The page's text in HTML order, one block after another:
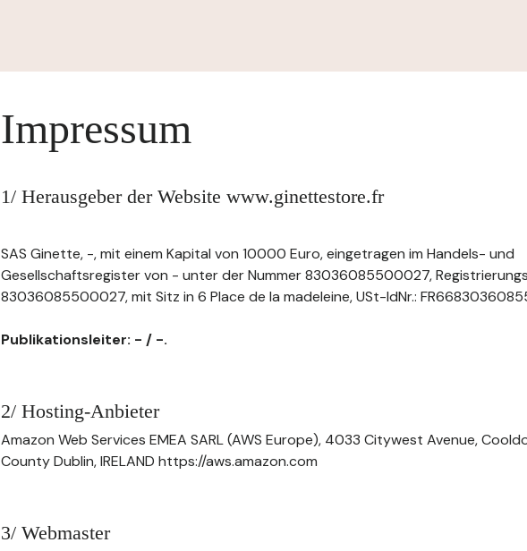
Impressum
1/ Herausgeber der Website www.ginettestore.fr
SAS Ginette, -, mit einem Kapital von 10000 Euro, eingetragen im Handels- und
Gesellschaftsregister von - unter der Nummer 83036085500027,
83036085500027, mit Sitz in 6 Place de la madeleine, USt-IdNr.:
Publikationsleiter: - / -.
2/ Hosting-Anbieter
Amazon Web Services EMEA SARL (AWS Europe), 4033 Citywest Avenue,
County Dublin, IRELAND https://aws.amazon.com
3/ Webmaster